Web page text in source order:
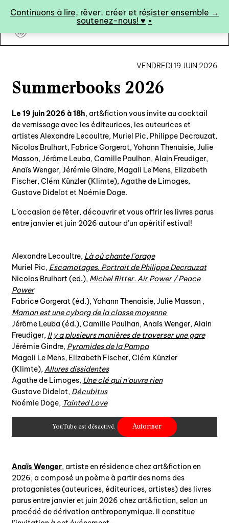
Continuons à lire, rêver, créer et résister ensemble →
soutenez-nous! ♥︎ ×
art&fiction
catalogue ↓
catalogue complet
à paraître
éditions de tête
au-delà du livre ↓
lectures performées
podcasts
qui sommes-nous? ↓
éditions d’artistes
publications
sonar/genève
portraits
nous contacter ↓
nous contacter
VENDREDI 19 JUIN 2026
Summerbooks 2026
Le 19 juin 2026 à 18h, art&fiction vous invite au cocktail
de vernissage avec les éditeurices, les auteurices et
artistes Alexandre Lecoultre, Muriel Pic, Philippe Decrauzat,
Nicolas Brulhart, Fabrice Gorgerat, Yohann Thenaisie, Julie
Masson, Jérôme Leuba, Camille Paulhan, Alain Freudiger,
Anaïs Wenger, Jérémie Gindre, Magali Le Mens, Elizabeth
Fischer, Clém Künzler (Klimte), Agathe de Limoges,
Gustave Didelot et Noémie Doge.
L’occasion de fêter, découvrir et vous offrir les livres parus
entre janvier et juin 2026 autour d’un apéritif estival!
Alexandre Lecoultre, Là où chante l’orage
Muriel Pic, Escamotages. Portrait de Philippe Decrauzat
Nicolas Brulhart (ed.), Michel Ritter. Air Power / Peace
Power
Fabrice Gorgerat (éd.), Yohann Thenaisie, Julie Masson ,
Maman est une cyborg de la classe moyenne
Jérôme Leuba (éd.), Camille Paulhan, Anaïs Wenger, Alain
Freudiger, Il y a plusieurs manières de traverser une gare
Jérémie Gindre, Pyramides de la Pampa
Magali Le Mens, Elizabeth Fischer, Clém Künzler
(Klimte),Allures dissidentes
Agathe de Limoges, Une clé qui n’ouvre rien
Gustave Didelot, Décubitus
Noémie Doge, Tainted Love
YouTube est désactivé. Autoriser
Anaïs Wenger, artiste en résidence chez art&fiction en
2026, a composé un poème à partir des noms des
protagonistes (auteurices, éditeurices, artistes) des livres
parus entre janvier et juin 2026 chez art&fiction, selon un
procédé de dérivation anthroponymique. Il constitue